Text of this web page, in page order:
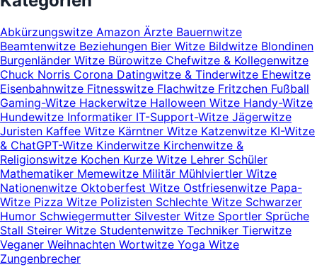
Abkürzungswitze Amazon Ärzte Bauernwitze
Beamtenwitze Beziehungen Bier Witze Bildwitze Blondinen
Burgenländer Witze Bürowitze Chefwitze & Kollegenwitze
Chuck Norris Corona Datingwitze & Tinderwitze Ehewitze
Eisenbahnwitze Fitnesswitze Flachwitze Fritzchen Fußball
Gaming-Witze Hackerwitze Halloween Witze Handy-Witze
Hundewitze Informatiker IT-Support-Witze Jägerwitze
Juristen Kaffee Witze Kärntner Witze Katzenwitze KI-Witze
& ChatGPT-Witze Kinderwitze Kirchenwitze &
Religionswitze Kochen Kurze Witze Lehrer Schüler
Mathematiker Memewitze Militär Mühlviertler Witze
Nationenwitze Oktoberfest Witze Ostfriesenwitze Papa-
Witze Pizza Witze Polizisten Schlechte Witze Schwarzer
Humor Schwiegermutter Silvester Witze Sportler Sprüche
Stall Steirer Witze Studentenwitze Techniker Tierwitze
Veganer Weihnachten Wortwitze Yoga Witze
Zungenbrecher